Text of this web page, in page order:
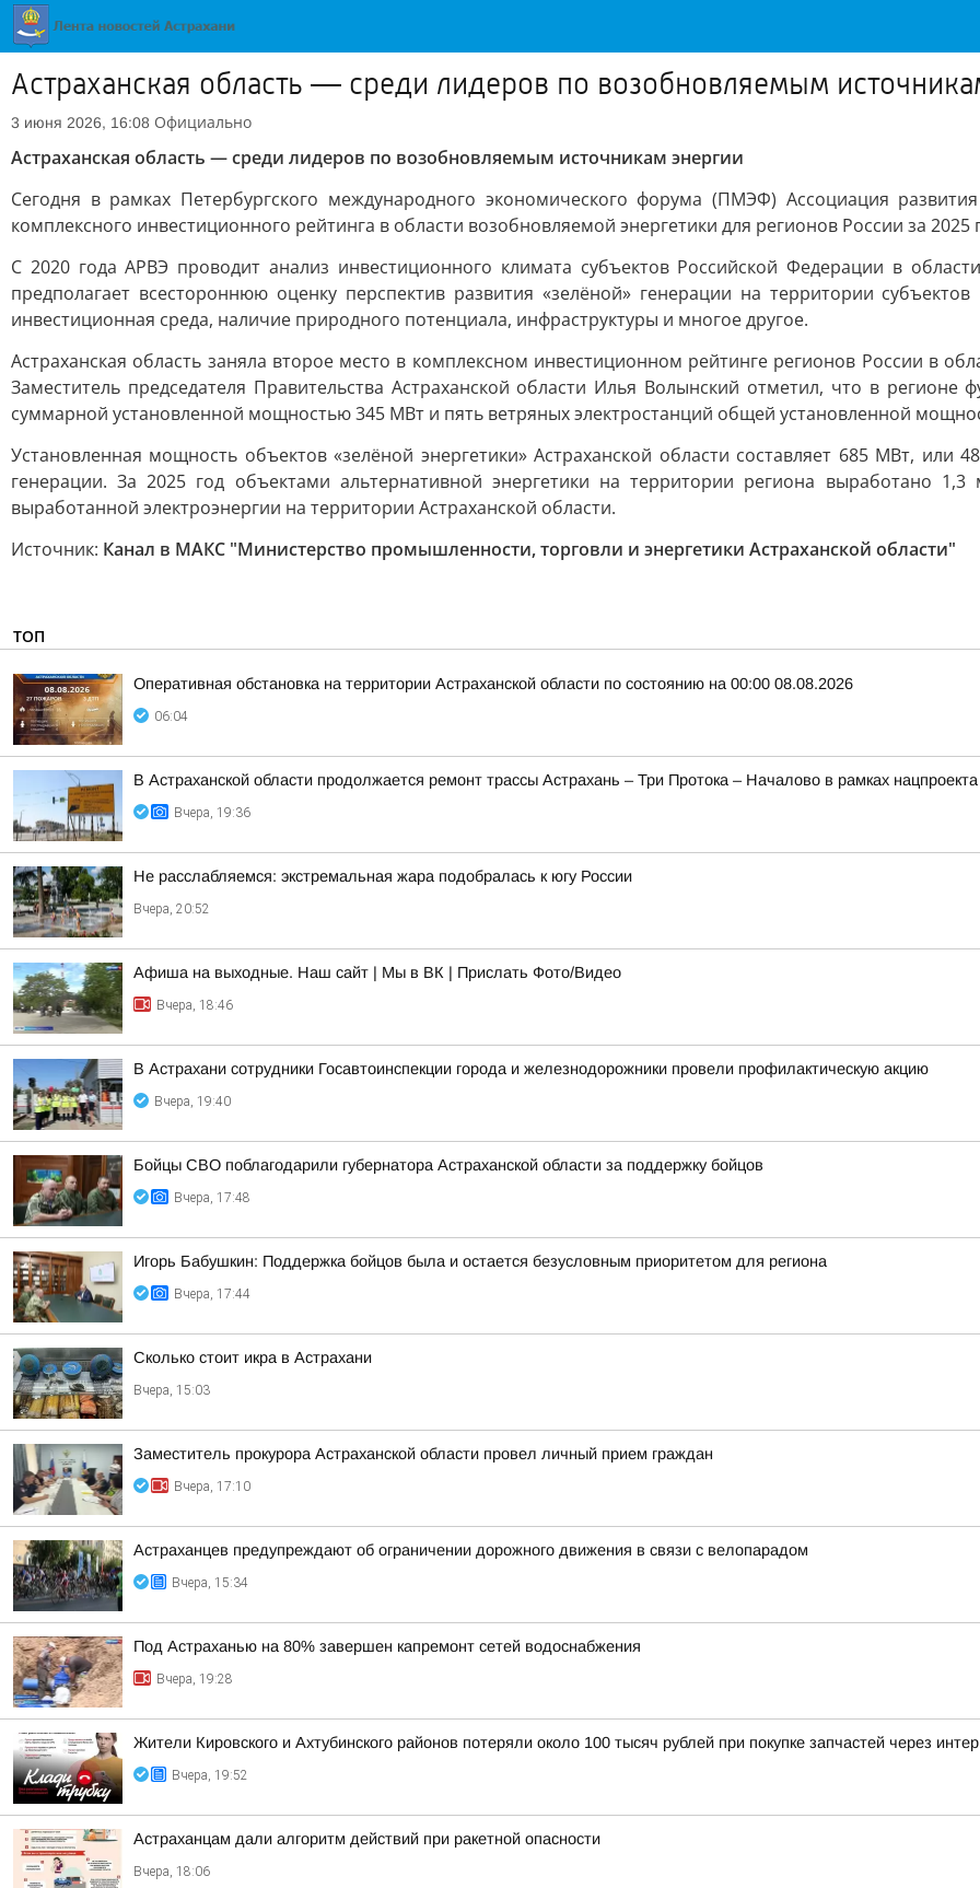
Астраханская область — среди лидеров по возобновляемым
3 июня 2026, 16:08 Официально
Астраханская область — среди лидеров по возобновляемым источникам энергии
Сегодня в рамках Петербургского международного экономического форума (ПМЭФ) Ассоциация
комплексного инвестиционного рейтинга в области возобновляемой энергетики для регионов России за 2025
С 2020 года АРВЭ проводит анализ инвестиционного климата субъектов Российской Федерации в
предполагает всестороннюю оценку перспектив развития «зелёной» генерации на территории
инвестиционная среда, наличие природного потенциала, инфраструктуры и многое другое.
Астраханская область заняла второе место в комплексном инвестиционном рейтинге регионов России в
Заместитель председателя Правительства Астраханской области Илья Волынский отметил, что в регионе
суммарной установленной мощностью 345 МВт и пять ветряных электростанций общей установленной
Установленная мощность объектов «зелёной энергетики» Астраханской области составляет 685 МВт,
генерации. За 2025 год объектами альтернативной энергетики на территории региона выработано
выработанной электроэнергии на территории Астраханской области.
Источник: Канал в МАКС "Министерство промышленности, торговли и энергетики Астраханской области"
ТОП
Оперативная обстановка на территории Астраханской области по состоянию на 00:00 08.08.2026
06:04
В Астраханской области продолжается ремонт трассы Астрахань – Три Протока – Началово в рамках
Вчера, 19:36
Не расслабляемся: экстремальная жара подобралась к югу России
Вчера, 20:52
Афиша на выходные. Наш сайт | Мы в ВК | Прислать Фото/Видео
Вчера, 18:46
В Астрахани сотрудники Госавтоинспекции города и железнодорожники провели профилактическую акцию
Вчера, 19:40
Бойцы СВО поблагодарили губернатора Астраханской области за поддержку бойцов
Вчера, 17:48
Игорь Бабушкин: Поддержка бойцов была и остается безусловным приоритетом для региона
Вчера, 17:44
Сколько стоит икра в Астрахани
Вчера, 15:03
Заместитель прокурора Астраханской области провел личный прием граждан
Вчера, 17:10
Астраханцев предупреждают об ограничении дорожного движения в связи с велопарадом
Вчера, 15:34
Под Астраханью на 80% завершен капремонт сетей водоснабжения
Вчера, 19:28
Жители Кировского и Ахтубинского районов потеряли около 100 тысяч рублей при покупке запчастей через
Вчера, 19:52
Астраханцам дали алгоритм действий при ракетной опасности
Вчера, 18:06